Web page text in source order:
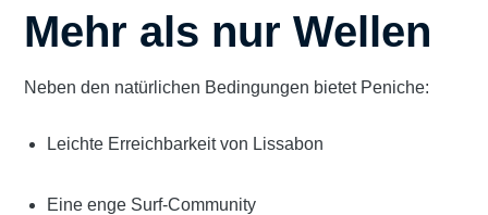
Mehr als nur Wellen
Neben den natürlichen Bedingungen bietet Peniche:
Leichte Erreichbarkeit von Lissabon
Eine enge Surf-Community